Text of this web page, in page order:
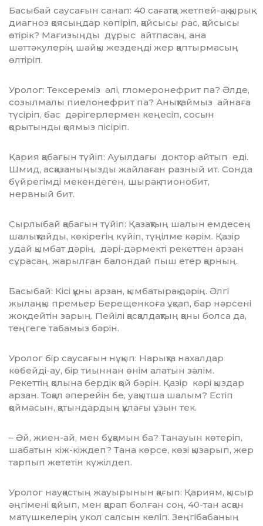
Басыбай саусағын санап: 40 сағатқа жетпей-ақ, қырық
диагноз қоясыңдар көпіріп, қайсысы рас, қайсысы
өтірік? Ма­ғиз­ың­ды дұрыс айтпасаң, ана
шәттәкулерің шайқы жездеңді жер қаптырмасың
өлтіріп.
Уролог: Тексереміз әлі, гломеронефрит па? Әлде,
созылмалы пиелонефрит па? Анық­таймыз айнаға
түсіріп, бас дәрігер­лер­мен кеңесіп, сосын
қорытынды қоямыз пісіріп.
Қария қабағын түйіп: Ауылдағы доктор айтып еді.
Шмид, асқазаныңызды жай­­лаған разный ит. Сонда
бүйрегімді ме­кендеген, шырақ, пионобит,
нервный бит.
Сырлыбай қабағын түйіп: Қазақтың шалын емдесең
шалықтайды, көкірегің күйіп, түңілме кәрім. Қазір
удай қымбат дәрің, дәрі-дәрмекті рекеттен арзан
сұра­саң, жарылған балондай пыш етер қар­ның.
Басыбай: Кісі құны арзан, қымбатырақ дәрің. Әлгі
жылаңқы премьер Берещенкоға ұқсап, бар нәрсені
жоқ дейтін зарың. Пейілі қасқалдақтың қаны болса да,
теңгеге табамыз бәрін.
Уролог бір саусағын нұқып: Нарықта нахалдар
көбейді-ау, бір тиыннан өнім алатын зәлім.
Рекеттің қолына бердік қой бәрін. Қазір кәрі қыздар
арзан. Тоқал әпе­рейін бе, уақытша шалым? Естіп
қоймасын, қатындардың құлағы ұзын тек.
– Әй, жиен-ай, мен бұқамын ба? Танауын көтеріп,
шабатын кіж-кіждеп? Тана көр­се, көзі қызарып, жер
тарпып жететін күжілдеп.
Уролог науқастың жауырынын қағып: Қариям, қысыр
әңгімені қойып, мен қарап болған соң, 40-тан асқан
матүшкелерің укол салсын келіп. Зеңгібабаның